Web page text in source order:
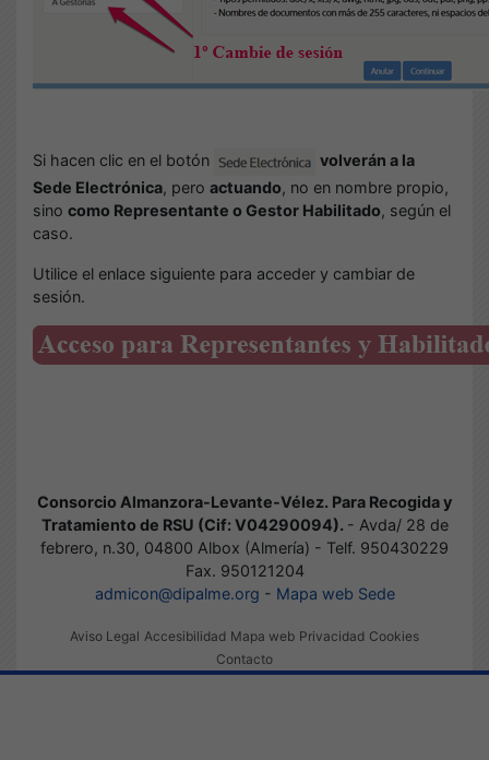
Si hacen clic en el botón
volverán a la
Sede Electrónica, pero actuando, no en nombre propio,
sino como Representante o Gestor Habilitado, según el
caso.
Utilice el enlace siguiente para acceder y cambiar de
sesión.
Consorcio Almanzora-Levante-Vélez. Para Recogida y
Tratamiento de RSU (Cif: V04290094). - Avda/ 28 de
febrero, n.30, 04800 Albox (Almería) - Telf. 950430229
Fax. 950121204
admicon@dipalme.org - Mapa web Sede
Aviso Legal Accesibilidad Mapa web Privacidad Cookies
Contacto